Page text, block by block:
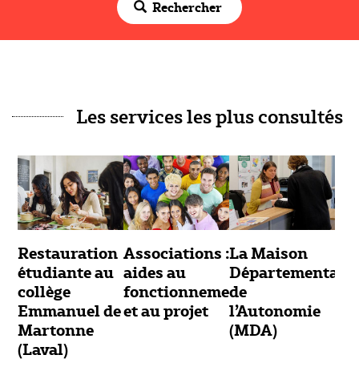
Rechercher
Les services les plus consultés
Restauration
étudiante au
collège
Emmanuel de
Martonne
(Laval)
Associations :
aides au
fonctionnement
et au projet
La Maison
Départementale
de
l’Autonomie
(MDA)